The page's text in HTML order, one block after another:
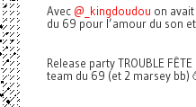
Avec @_kingdoudou on
du 69 pour l’amour du son
Release party TROUBLE
team du 69 (et 2 marsey bb)